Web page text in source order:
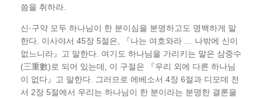
씀을 취하라.
신·구약 모두 하나님이 한 분이심을 분명하고도 명백하게 말
한다. 이사야서 45장 5절은, 『나는 여호와라 … 나밖에 신이
없느니라』고 말한다. 여기도 하나님을 가리키는 말은 삼중수
(三重數)로 되어 있는데, 이 구절은 『우리 외에 다른 하나님
이 없다』고 말한다. 그러므로 에베소서 4장 6절과 디모데 전
서 2장 5절에서 우리는 하나님이 한 분이라는 분명한 결론을